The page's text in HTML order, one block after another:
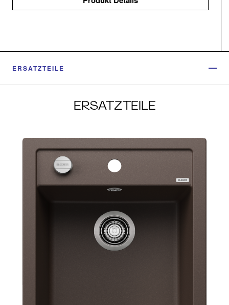
ERSATZTEILE
ERSATZTEILE